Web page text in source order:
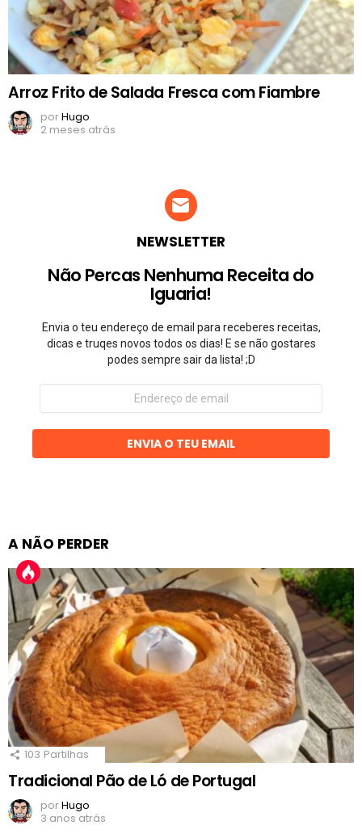
Arroz Frito de Salada Fresca com Fiambre
porHugo
2 meses atrás
NEWSLETTER
Não Percas Nenhuma Receita do
Iguaria!
Envia o teu endereço de email para receberes receitas,
dicas e truqes novos todos os dias! E se não gostares
podes sempre sair da lista! ;D
Endereço
email
ENVIA O TEU EMAIL
A NÃO PERDER
103 Partilhas
Tradicional Pão de Ló de Portugal
porHugo
3 anos atrás